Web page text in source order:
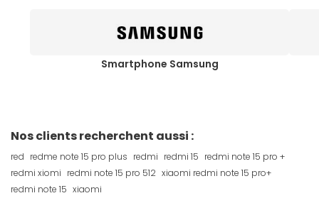
Smartphone Samsung
Nos clients recherchent aussi :
red redme note 15 pro plus redmi redmi 15 redmi note 15 pro +
redmi xiomi redmi note 15 pro 512 xiaomi redmi note 15 pro+
redmi note 15 xiaomi